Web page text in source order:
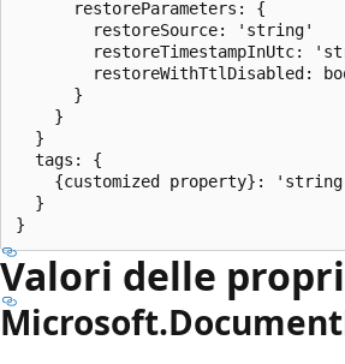
      restoreParameters: {
        restoreSource: 'string'
restoreTimestampInUtc:
restoreWithTtlDisabled:
      }
    }
  }
  tags: {
{customized property}:
  }
Valori delle